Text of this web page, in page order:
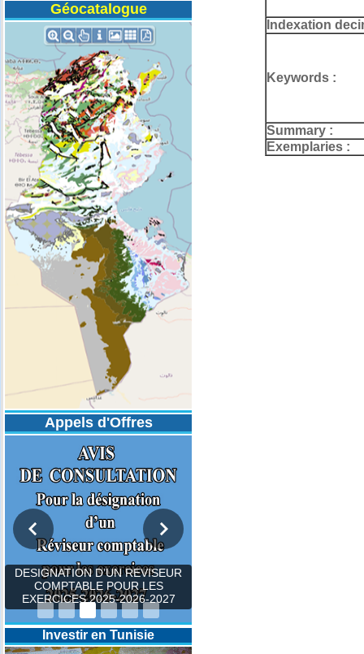
Géocatalogue
Appels d'Offres
DESIGNATION D’UN REVISEUR
COMPTABLE POUR LES
EXERCICES 2025-2026-2027
Investir en Tunisie
Indexation
Keywords :
Summary :
Exemplaries :